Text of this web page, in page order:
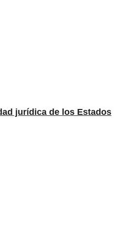
jurídica de los Estados